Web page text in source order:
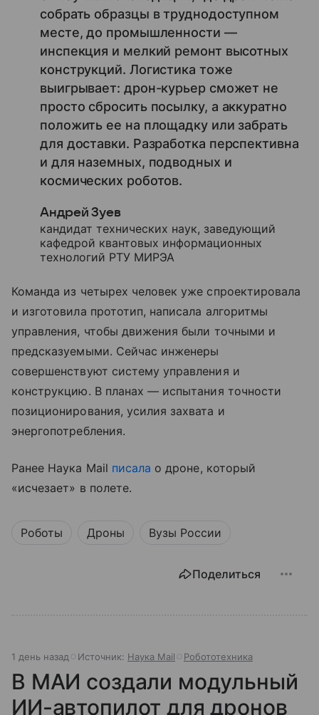
собрать образцы в труднодоступном
месте, до промышленности —
инспекция и мелкий ремонт высотных
конструкций. Логистика тоже
выигрывает: дрон-курьер сможет не
просто сбросить посылку, а аккуратно
положить ее на площадку или забрать
для доставки. Разработка перспективна
и для наземных, подводных и
космических роботов.
Андрей Зуев
кандидат технических наук, заведующий
кафедрой квантовых информационных
технологий РТУ МИРЭА
Команда из четырех человек уже спроектировала
и изготовила прототип, написала алгоритмы
управления, чтобы движения были точными и
предсказуемыми. Сейчас инженеры
совершенствуют систему управления и
конструкцию. В планах — испытания точности
позиционирования, усилия захвата и
энергопотребления.
Ранее Наука Mail писала о дроне, который
«исчезает» в полете.
Роботы Дроны Вузы России
Поделиться
1 день назад Источник: Наука Mail Робототехника
В МАИ создали модульный
ИИ-автопилот для дронов